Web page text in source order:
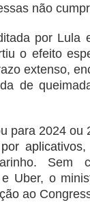
não
por Lula
o efeito
extenso,
de
para 2024
aplicativos,
Sem
Uber, o
ao